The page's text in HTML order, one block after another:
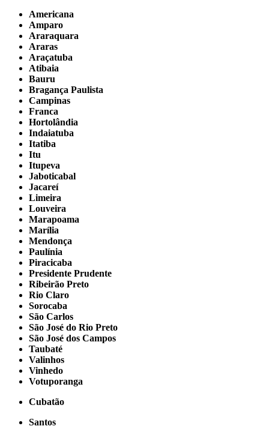
Americana
Amparo
Araraquara
Araras
Araçatuba
Atibaia
Bauru
Bragança Paulista
Campinas
Franca
Hortolândia
Indaiatuba
Itatiba
Itu
Itupeva
Jaboticabal
Jacareí
Limeira
Louveira
Marapoama
Marília
Mendonça
Paulínia
Piracicaba
Presidente Prudente
Ribeirão Preto
Rio Claro
Sorocaba
São Carlos
São José do Rio Preto
São José dos Campos
Taubaté
Valinhos
Vinhedo
Votuporanga
Cubatão
Santos